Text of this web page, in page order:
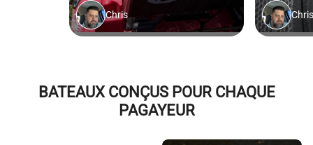
BATEAUX CONÇUS POUR CHAQUE
PAGAYEUR